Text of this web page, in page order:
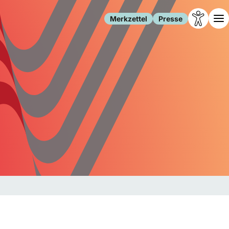
Merkzettel Presse
Leben
Familie
Freizeit
Gesundheit
Internet
Gesellschaft
Forschung
Migration
Polizei